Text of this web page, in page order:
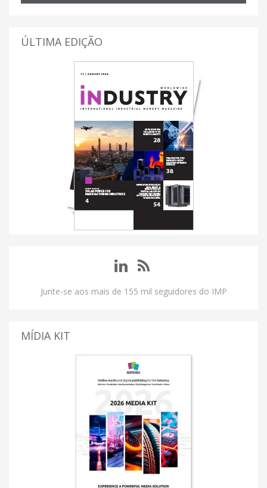
ÚLTIMA EDIÇÃO
Junte-se aos mais de 155 mil seguidores do IMP
MÍDIA KIT